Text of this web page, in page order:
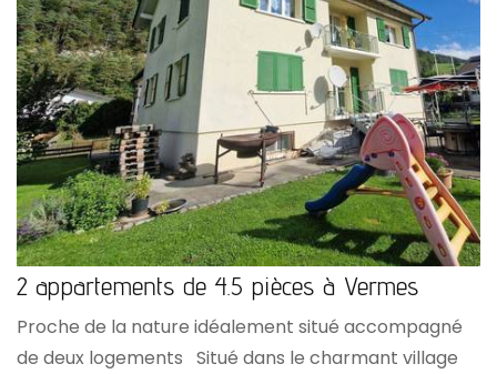
2 appartements de 4.5 pièces à Vermes
Proche de la nature idéalement situé accompagné
de deux logements Situé dans le charmant village